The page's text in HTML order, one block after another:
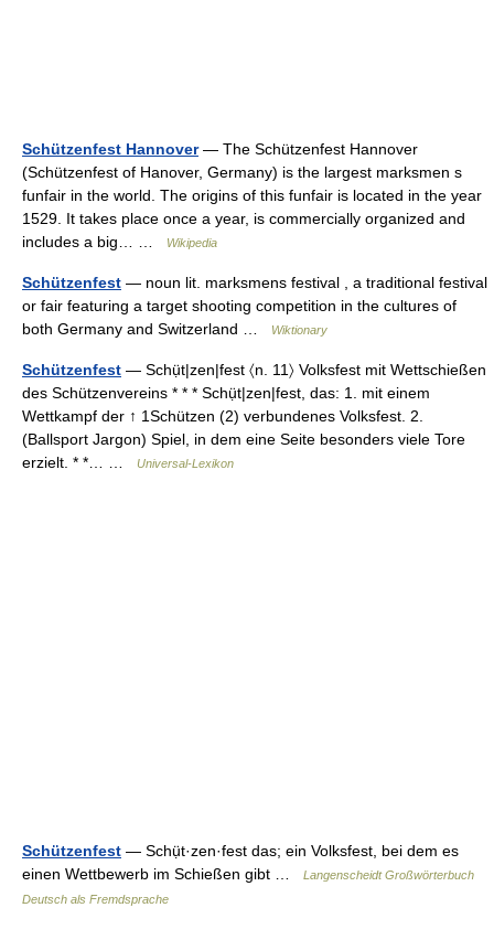
Schützenfest Hannover— The Schützenfest Hannover
(Schützenfest of Hanover, Germany) is the largest marksmen s
funfair in the world. The origins of this funfair is located in the year
1529. It takes place once a year, is commercially organized and
includes a big… …
Wikipedia
Schützenfest — noun lit. marksmens festival , a traditional festival
or fair featuring a target shooting competition in the cultures of
both Germany and Switzerland …
Wiktionary
Schützenfest — Schụ̈t|zen|fest 〈n. 11〉 Volksfest mit Wettschießen
des Schützenvereins * * * Schụ̈t|zen|fest, das: 1. mit einem
Wettkampf der ↑ 1Schützen (2) verbundenes Volksfest. 2.
(Ballsport Jargon) Spiel, in dem eine Seite besonders viele Tore
erzielt. * *… …
Universal-Lexikon
Schützenfest — Schụ̈t·zen·fest das; ein Volksfest, bei dem es
einen Wettbewerb im Schießen gibt …
Langenscheidt Großwörterbuch
Deutsch als Fremdsprache